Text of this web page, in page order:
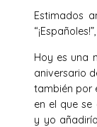
Estimados
“¡Españoles!”,
Hoy es una
aniversario
también por
en el que se
y yo